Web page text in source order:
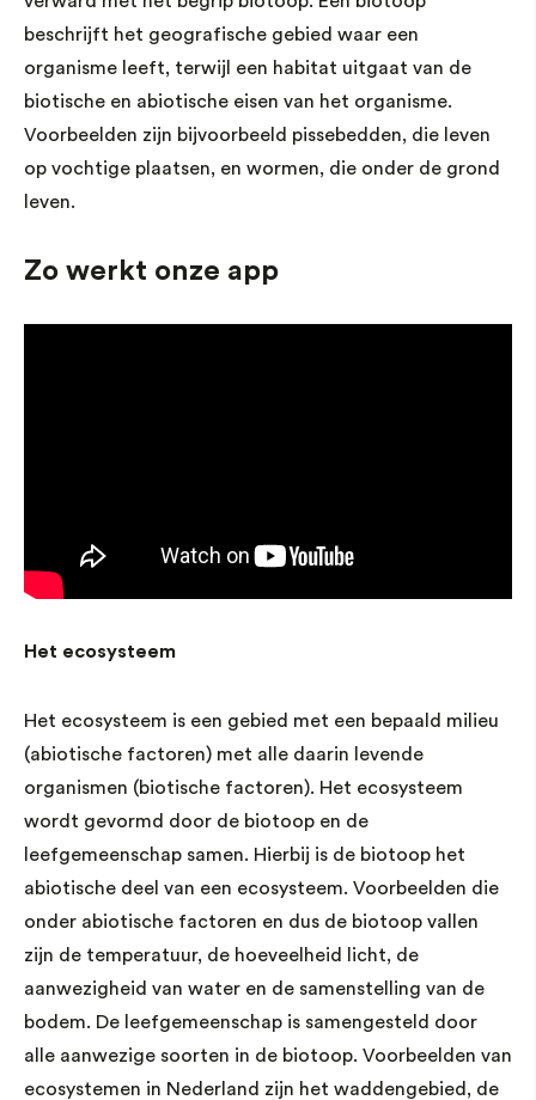
beschrijft het geografische gebied waar een
organisme leeft, terwijl een habitat uitgaat van de
biotische en abiotische eisen van het organisme.
Voorbeelden zijn bijvoorbeeld pissebedden, die leven
op vochtige plaatsen, en wormen, die onder de grond
leven.
Zo werkt onze app
Het ecosysteem
Het ecosysteem is een gebied met een bepaald milieu
(abiotische factoren) met alle daarin levende
organismen (biotische factoren). Het ecosysteem
wordt gevormd door de biotoop en de
leefgemeenschap samen. Hierbij is de biotoop het
abiotische deel van een ecosysteem. Voorbeelden die
onder abiotische factoren en dus de biotoop vallen
zijn de temperatuur, de hoeveelheid licht, de
aanwezigheid van water en de samenstelling van de
bodem. De leefgemeenschap is samengesteld door
alle aanwezige soorten in de biotoop. Voorbeelden van
ecosystemen in Nederland zijn het waddengebied, de